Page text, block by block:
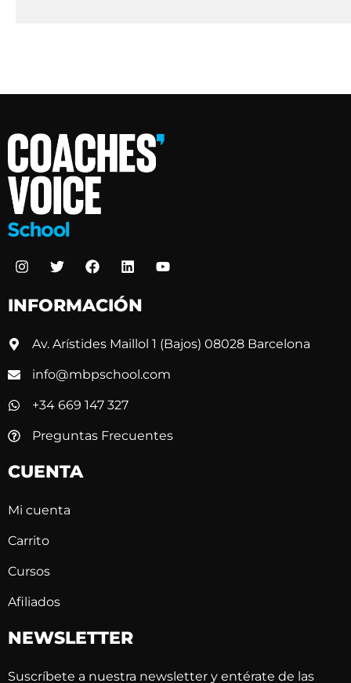
INFORMACIÓN
Av. Arístides Maillol 1 (Bajos) 08028 Barcelona
info@mbpschool.com
+34 669 147 327
Preguntas Frecuentes
CUENTA
Mi cuenta
Carrito
Cursos
Afiliados
NEWSLETTER
Suscríbete a nuestra newsletter y entérate de las